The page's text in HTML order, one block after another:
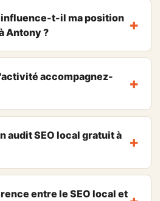
t-il ma position
Antony ?
accompagnez-
audit SEO local gratuit à
entre le SEO local et